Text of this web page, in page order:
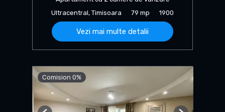
Ultracentral, Timisoara
79 mp 1900
Vezi mai multe detalii
Comision 0%